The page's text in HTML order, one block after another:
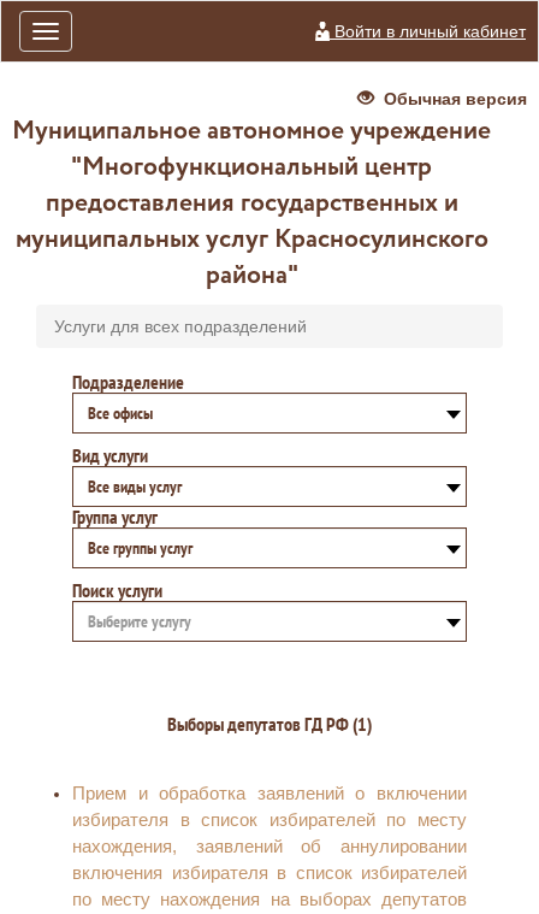
Toggle
navigation
Войти в личный кабинет
Обычная версия
Муниципальное автономное учреждение
"Многофункциональный центр
предоставления государственных и
муниципальных услуг Красносулинского
района"
Услуги для всех подразделений
Подразделение
Все офисы
Вид услуги
Все виды услуг
Группа услуг
Все группы услуг
Поиск услуги
Выберите услугу
Выборы депутатов ГД РФ (1)
Прием и обработка заявлений о включении
избирателя в список избирателей по месту
нахождения, заявлений об аннулировании
включения избирателя в список избирателей
по месту нахождения на выборах депутатов